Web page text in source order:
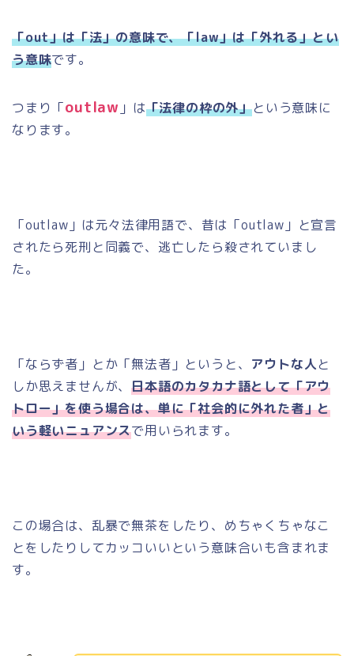
「out」は「法」の意味で、「law」は「外れる」とい
う意味です。
つまり「outlaw 」は「法律の枠の外」という意味に
なります。
「outlaw 」は元々法律用語で、昔は「outlaw 」と宣言
されたら死刑と同義で、逃亡したら殺されていまし
た。
「ならず者」とか「無法者」というと、 アウトな人と
しか思えませんが、日本語のカタカナ語として「アウ
トロー」を使う場合は、単に「社会的に外れた者」と
いう軽いニュアンスで用いられます。
この場合は、乱暴で無茶をしたり、めちゃくちゃなこ
とをしたりしてカッコいいという意味合いも含まれま
す。